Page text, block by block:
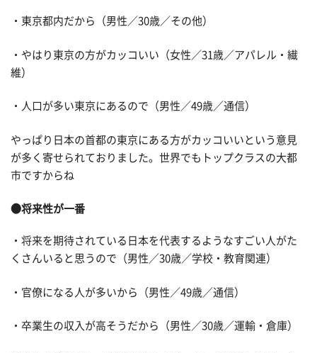
・東京都内だから（男性／30歳／その他）
・やはり東京の方がカッコいい（女性／31歳／アパレル・繊
維）
・人口が多い東京にあるので（男性／49歳／通信）
やっぱり日本の首都の東京にある方がカッコいいという意見
が多く寄せられておりました。世界でもトップクラスの大都
市ですからね
●将来性が一番
・将来を期待されている日本を代表するようなすごい人がた
くさんいると思うので（男性／30歳／学校・教育関連）
・官僚になる人が多いから（男性／49歳／通信）
・卒業生の収入が高そうだから（男性／30歳／運輸・倉庫）